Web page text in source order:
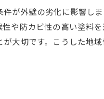
ーズごとの計画立案のコツ
の立て方と検討ポイント
ぶ外壁塗装計画の注意点
が外壁の劣化に影響し
や防カビ性の高い塗料
大切です。こうした地